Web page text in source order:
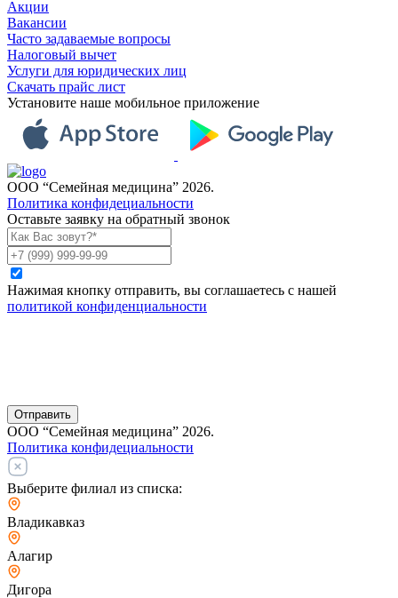
Акции
Вакансии
Часто задаваемые вопросы
Налоговый вычет
Услуги для юридических лиц
Скачать прайс лист
Установите наше мобильное приложение
ООО “Семейная медицина” 2026.
Политика конфидециальности
Оставьте заявку на обратный звонок
Нажимая кнопку отправить, вы соглашаетесь с нашей
политикой конфиденциальности
Отправить
ООО “Семейная медицина” 2026.
Политика конфидециальности
Выберите филиал из списка:
Владикавказ
Алагир
Дигора